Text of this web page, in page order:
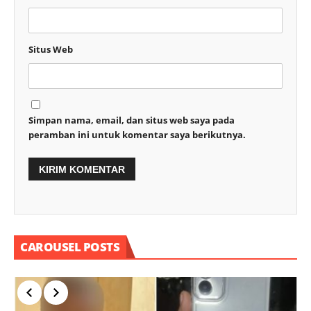
Situs Web
Simpan nama, email, dan situs web saya pada
peramban ini untuk komentar saya berikutnya.
CAROUSEL POSTS